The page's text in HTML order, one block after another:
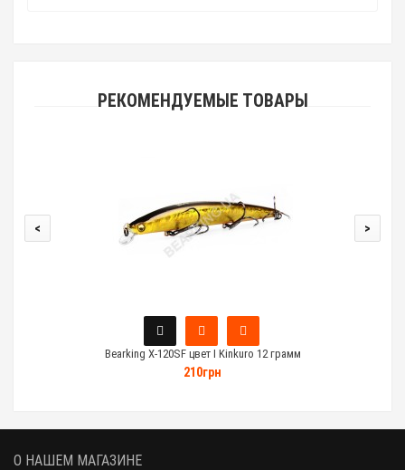
РЕКОМЕНДУЕМЫЕ ТОВАРЫ
Bearking X-120SF цвет I Kinkuro 12 грамм
210грн
< >
О НАШЕМ МАГАЗИНЕ